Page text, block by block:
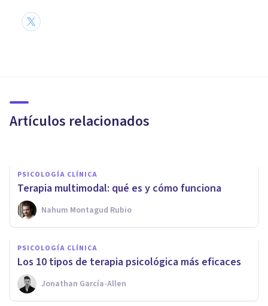
Artículos relacionados
utilización en Psicología
PSICOLOGÍA CLÍNICA
Terapia multimodal: qué es y cómo funciona
Nahum Montagud Rubio
PSICOLOGÍA CLÍNICA
Los 10 tipos de terapia psicológica más eficaces
Jonathan García-Allen
PSICOLOGÍA CLÍNICA
Ventajas y desventajas de la
Terapia Cognitivo-Conductual
Oscar Castillero Mimenza